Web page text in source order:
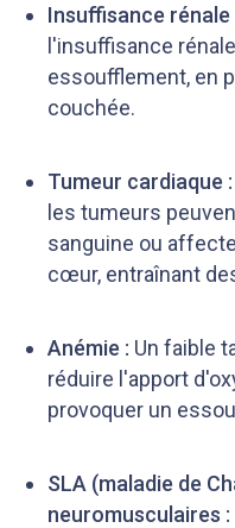
Insuffisance rénale
l'insuffisance
essoufflement, en
couchée.
Tumeur cardiaque :
les tumeurs
sanguine ou
cœur, entraînant
Anémie : Un faible
réduire l'apport
provoquer un
SLA (maladie de
neuromusculaires :